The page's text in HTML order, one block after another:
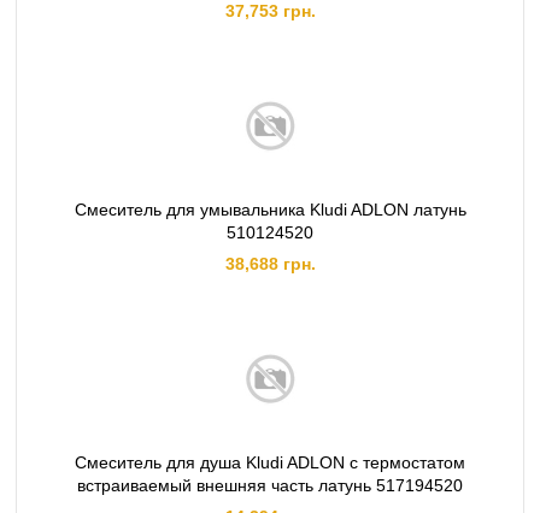
37,753 грн.
Смеситель для умывальника Kludi ADLON латунь
510124520
38,688 грн.
Смеситель для душа Kludi ADLON с термостатом
встраиваемый внешняя часть латунь 517194520